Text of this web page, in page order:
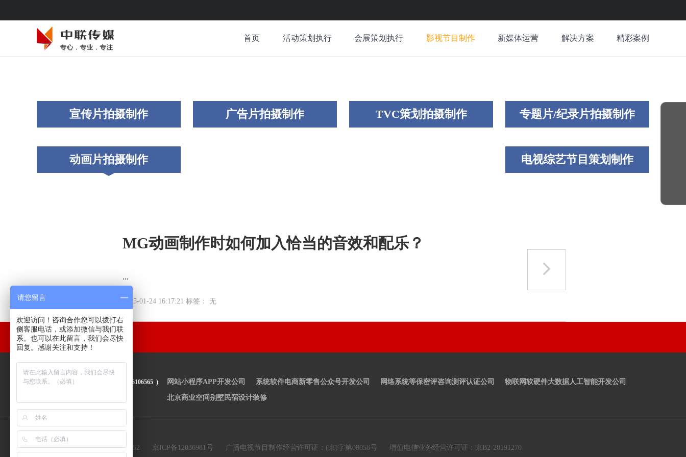
首页 活动策划执行 会展策划执行 影视节目制作 新媒体运营 解决方案 精彩案例
宣传片拍摄制作 广告片拍摄制作 TVC策划拍摄制作 专题片/纪录片拍摄制作
动画片拍摄制作 电视综艺节目策划制作
MG动画制作时如何加入恰当的音效和配乐？
...
2025-01-24 16:17:21 标签： 无
友情链接 (QQ 3026106565 ) 网站小程序APP开发公司 系统软件电商新零售公众号开发公司 网络系统等保密评咨询测评认证公司 物联网软硬件大数据人工智能开发公司
北京商业空间别墅民宿设计装修
京公网安备：11010502038352 京ICP备12036981号 广播电视节目制作经营许可证：(京)字第08058号 增值电信业务经营许可证：京B2-20191270
请您留言
欢迎访问！咨询合作您可以拨打右
侧客服电话，或添加微信与我们联
系。也可以在此留言，我们会尽快
回复。感谢关注和支持！